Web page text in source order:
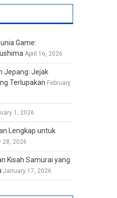
Game:
April 16, 2026
Jepang: Jejak
Terlupakan February
1, 2026
Lengkap untuk
28, 2026
Kisah Samurai yang
January 17, 2026